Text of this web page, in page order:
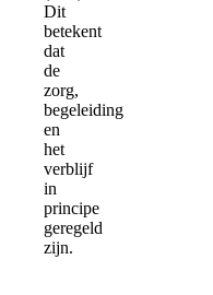
Dit
betekent
dat
de
zorg,
begeleiding
en
het
verblijf
in
principe
geregeld
zijn.